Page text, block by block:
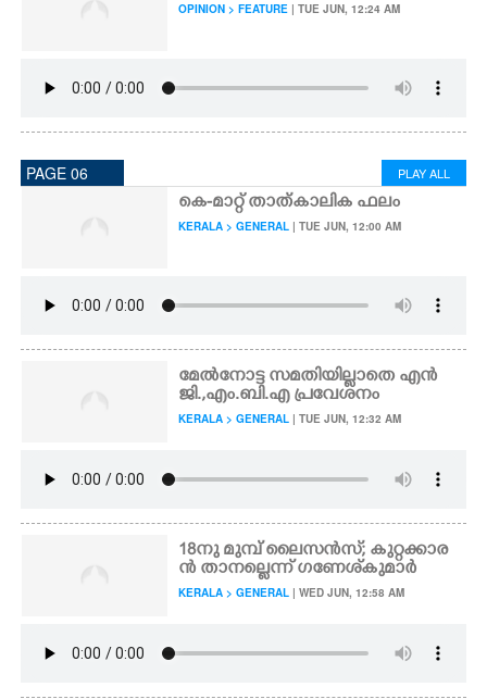
OPINION > FEATURE | TUE JUN, 12:24 AM
PAGE 06 PLAY ALL
കെ-മാറ്റ് താത്കാലിക ഫലം
KERALA > GENERAL | TUE JUN, 12:00 AM
മേൽനോട്ട സമതിയില്ലാതെ എൻ
ജി.,എം.ബി.എ പ്രവേശനം
KERALA > GENERAL | TUE JUN, 12:32 AM
18നു മുമ്പ് ലൈസൻസ്; കുറ്റക്കാര
ൻ താനല്ലെന്ന് ഗണേശ്‌കുമാർ
KERALA > GENERAL | WED JUN, 12:58 AM